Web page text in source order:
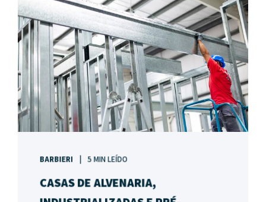
BARBIERI 5 MIN LEÍDO
CASAS DE ALVENARIA,